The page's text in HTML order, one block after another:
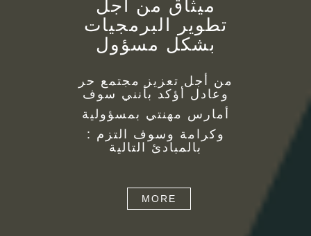
تطوير البرمجيات
بشكل مسؤول
من أجل تعزيز مجتمع حر
وعادل أؤكد بأنني سوف
أمارس مهنتي بمسؤولية
: وكرامة وسوف التزم
بالمبادئ التالية
MORE